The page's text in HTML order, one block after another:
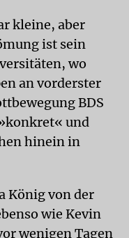
kleine, aber
ist sein
wo
an vorderster
BDS
und
hinein in
König von der
wie Kevin
wenigen Tagen